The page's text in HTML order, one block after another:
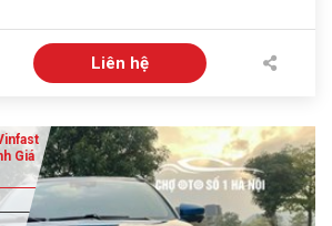
Liên hệ
Giá